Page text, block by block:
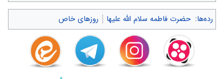
رده‌ها: حضرت فاطمه سلام الله علیها روزهای خاص